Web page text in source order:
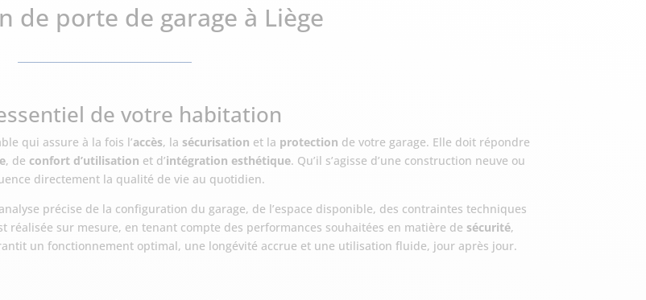
de porte de garage à Liège
de votre habitation
qui assure à la fois l’accès, la sécurisation et la protection de votre garage. Elle doit répondre
, de confort d’utilisation et d’intégration esthétique. Qu’il s’agisse d’une construction neuve ou
directement la qualité de vie au quotidien.
précise de la configuration du garage, de l’espace disponible, des contraintes techniques
réalisée sur mesure, en tenant compte des performances souhaitées en matière de sécurité,
un fonctionnement optimal, une longévité accrue et une utilisation fluide, jour après jour.